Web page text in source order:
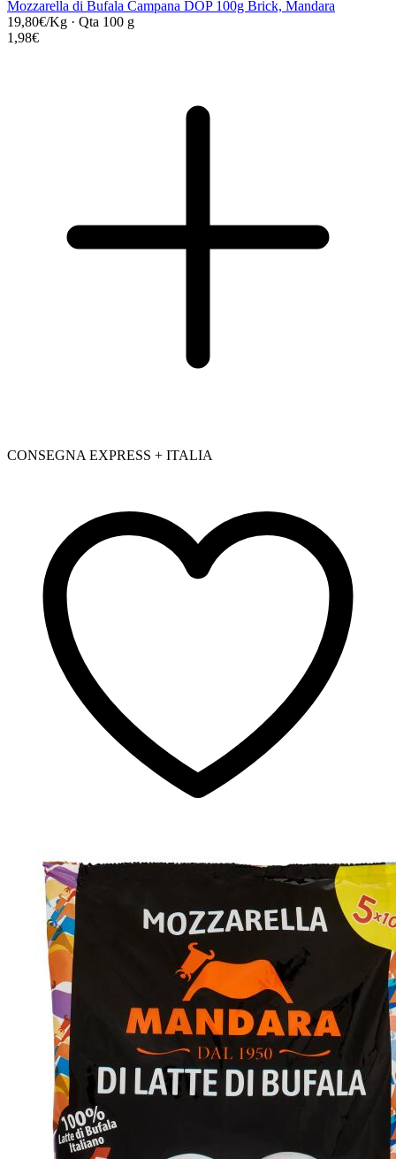
Mozzarella di Bufala Campana DOP 100g Brick, Mandara
19,80€/Kg · Qta 100 g
1,98€
CONSEGNA EXPRESS + ITALIA